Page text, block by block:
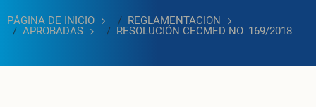
PÁGINA DE INICIO REGLAMENTACION
APROBADAS RESOLUCIÓN CECMED NO. 169/2018